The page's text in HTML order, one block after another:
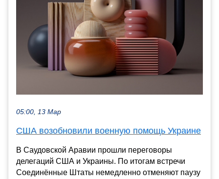
05:00, 13 Мар
США возобновили военную помощь Украине
В Саудовской Аравии прошли переговоры
делегаций США и Украины. По итогам встречи
Соединённые Штаты немедленно отменяют паузу